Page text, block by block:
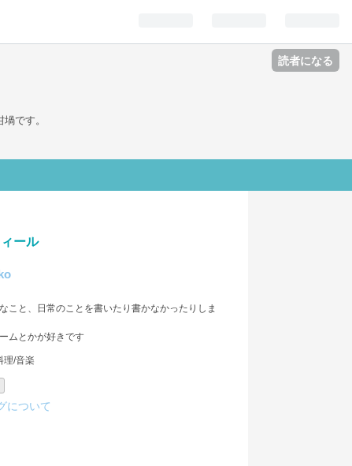
読者になる
です。
ール
こと、日常のことを書いたり書かなかったりしま
ムとかが好きです
理/音楽
について